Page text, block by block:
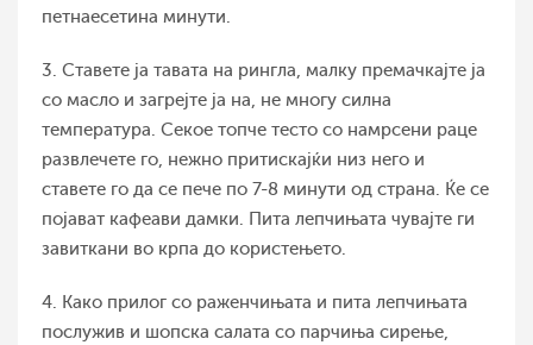
петнаесетина минути.
3. Ставете ја тавата на рингла, малку премачкајте ја
со масло и загрејте ја на, не многу силна
температура. Секое топче тесто со намрсени раце
развлечете го, нежно притискајќи низ него и
ставете го да се пече по 7-8 минути од страна. Ќе се
појават кафеави дамки. Пита лепчињата чувајте ги
завиткани во крпа до користењето.
4. Како прилог со раженчињата и пита лепчињата
послужив и шопска салата со парчиња сирење,